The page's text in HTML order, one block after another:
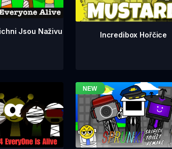
Jsou Naživu Incredibox Hořčice